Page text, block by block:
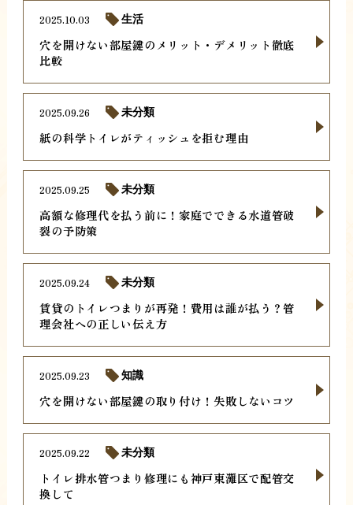
穴を開けない部屋鍵のメリット・デメリット徹底
比較
2025.10.03 生活
紙の科学トイレがティッシュを拒む理由
2025.09.26 未分類
高額な修理代を払う前に！家庭でできる水道管破
裂の予防策
2025.09.25 未分類
賃貸のトイレつまりが再発！費用は誰が払う？管
理会社への正しい伝え方
2025.09.24 未分類
穴を開けない部屋鍵の取り付け！失敗しないコツ
2025.09.23 知識
トイレ排水管つまり修理にも神戸東灘区で配管交
換して
2025.09.22 未分類